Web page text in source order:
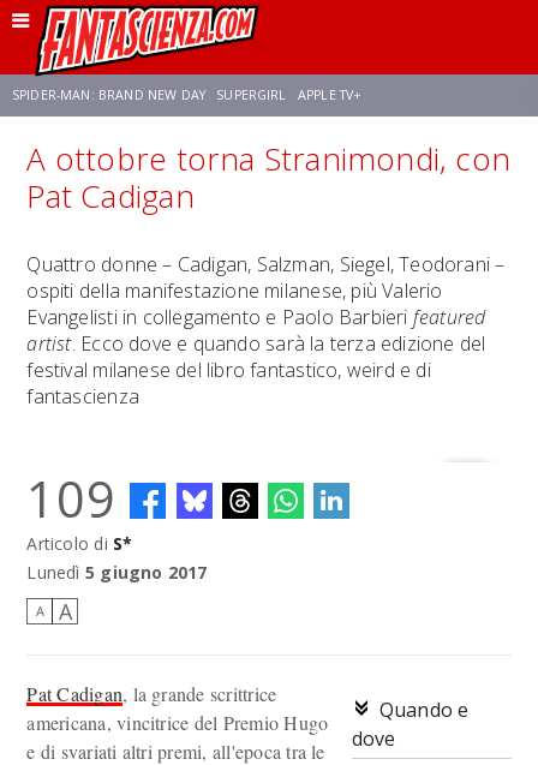
SPIDER-MAN: BRAND NEW DAY SUPERGIRL APPLE TV+
FRANCO RICCIARDIELLO ZENDAYA STAR TREK AVENGERS: DOOMSDAY
A ottobre torna Stranimondi, con
Pat Cadigan
Quattro donne – Cadigan, Salzman, Siegel, Teodorani –
ospiti della manifestazione milanese, più Valerio
Evangelisti in collegamento e Paolo Barbieri featured
artist. Ecco dove e quando sarà la terza edizione del
festival milanese del libro fantastico, weird e di
fantascienza
109
Articolo di S*
Lunedì 5 giugno 2017
A A
Quando e
dove
Pat Cadigan, la grande scrittrice
americana, vincitrice del Premio Hugo
e di svariati altri premi, all'epoca tra le